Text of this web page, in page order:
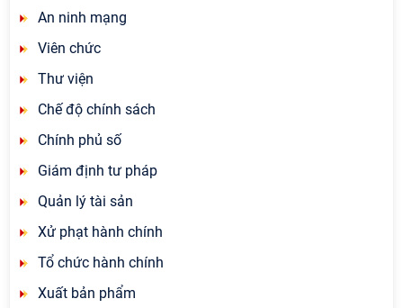
An ninh mạng
Viên chức
Thư viện
Chế độ chính sách
Chính phủ số
Giám định tư pháp
Quản lý tài sản
Xử phạt hành chính
Tổ chức hành chính
Xuất bản phẩm